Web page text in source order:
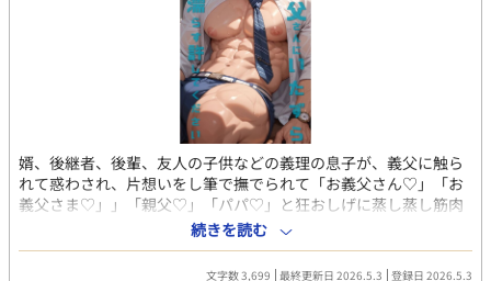
婿、後継者、後輩、友人の子供などの義理の息子が、義父に触ら
れて惑わされ、片想いをし筆で撫でられて「お義父さん♡」「お
義父さま♡」」「親父♡」「パパ♡」と狂おしげに蒸し蒸し筋肉
を悶えさせるBL短編集。 タイプのちがうガチムチ義理の息子を8
人を描いた短編小説8作、8枚の挿し絵つき。 すべて初心なガチム
チ若者受けの、エロエロぐちゃぐちゃつんつんずぽずぽなR１8。
続きを読む
文字数 3,699 最終更新日 2026.5.3 登録日 2026.5.3